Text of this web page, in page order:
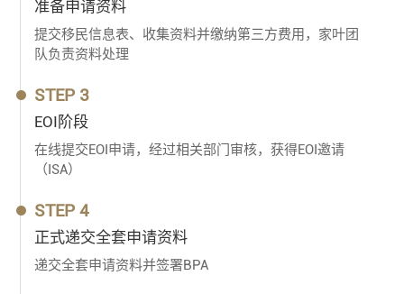
准备申请资料
提交移民信息表、收集资料并缴纳第三方费用，家叶团
队负责资料处理
STEP 3
EOI阶段
在线提交EOI申请，经过相关部门审核，获得EOI邀请
（ISA）
STEP 4
正式递交全套申请资料
递交全套申请资料并签署BPA